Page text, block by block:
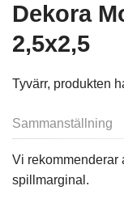
Dekora
2,5x2,5
Tyvärr, produkten
Sammanställning
Vi rekommenderar
spillmarginal.